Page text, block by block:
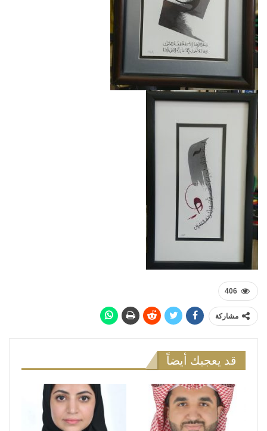
406
مشاركة
قد يعجبك أيضاً